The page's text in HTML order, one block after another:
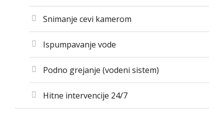
Snimanje cevi kamerom
Ispumpavanje vode
Podno grejanje (vodeni sistem)
Hitne intervencije 24/7